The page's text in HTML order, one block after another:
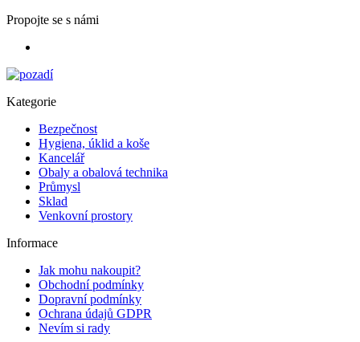
Propojte se s námi
Kategorie
Bezpečnost
Hygiena, úklid a koše
Kancelář
Obaly a obalová technika
Průmysl
Sklad
Venkovní prostory
Informace
Jak mohu nakoupit?
Obchodní podmínky
Dopravní podmínky
Ochrana údajů GDPR
Nevím si rady